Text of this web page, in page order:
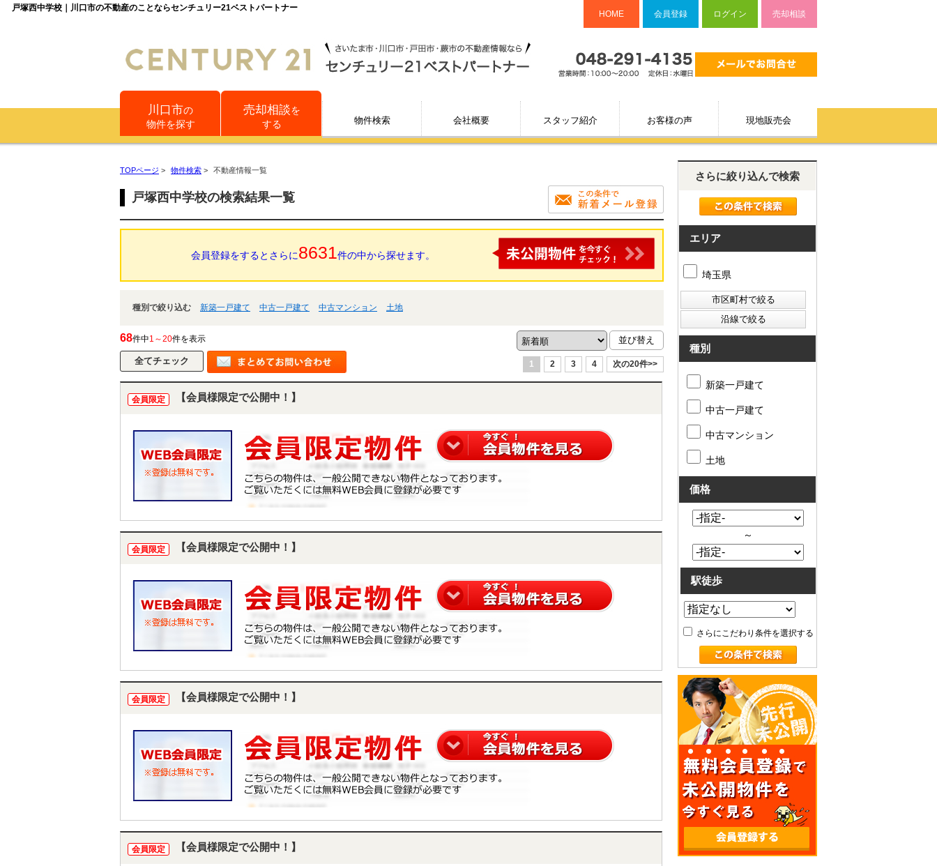
戸塚西中学校｜川口市の不動産のことならセンチュリー21ベストパートナー
HOME 会員登録 ログイン 売却相談
川口市の
物件を探す
売却相談を
する
物件検索 会社概要 スタッフ紹介 お客様の声 現地販売会
TOPページ > 物件検索 > 不動産情報一覧
戸塚西中学校の検索結果一覧
会員登録をするとさらに8631件の中から探せます。
種別で絞り込む 新築一戸建て 中古一戸建て 中古マンション 土地
68件中1～20件を表示
1 2 3 4 次の20件>>
会員限定 【会員様限定で公開中！】
会員限定 【会員様限定で公開中！】
会員限定 【会員様限定で公開中！】
会員限定 【会員様限定で公開中！】
さらに絞り込んで検索
エリア
埼玉県
種別
新築一戸建て
中古一戸建て
中古マンション
土地
価格
～
駅徒歩
さらにこだわり条件を選択する